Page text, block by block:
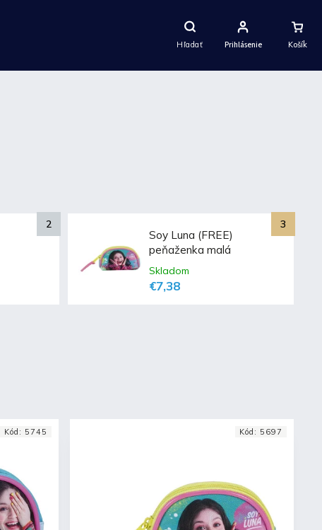
Hľadať
Nákupný
Košík
Prihlásenie
Soy Luna (FREE)
peňaženka malá
Skladom
€7,38
Kód: 5745 Kód: 5697